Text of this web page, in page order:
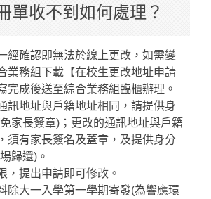
單收不到如何處理？
經確認即無法於線上更改，如需變
業務組下載【在校生更改地址申請
完成後送至綜合業務組臨櫃辦理。
訊地址與戶籍地址相同，請提供身
家長簽章)；更改的通訊地址與戶籍
須有家長簽名及蓋章，及提供身分
歸還)。
，提出申請即可修改。
除大一入學第一學期寄發(為響應環